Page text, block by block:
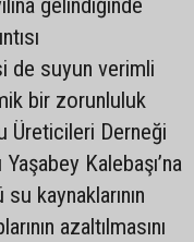
gelindiğinde
de suyun verimli
bir zorunluluk
Üreticileri Derneği
Kalebaşı’na
kaynaklarının
azaltılmasını